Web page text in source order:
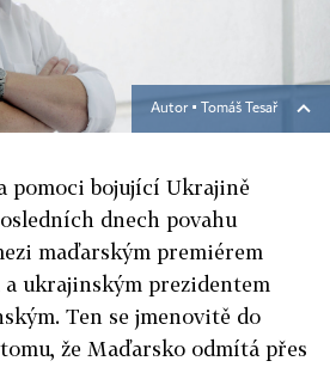
Autor ▪ Tomáš Tesař
pomoci bojující Ukrajině
dnech povahu
maďarským premiérem
ukrajinským prezidentem
Ten se jmenovitě do
že Maďarsko odmítá přes